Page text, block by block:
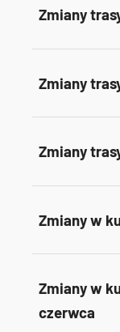
Zmiany
Zmiany
Zmiany
Zmiany w
Zmiany w
czerwca